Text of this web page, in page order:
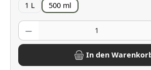
1 L 500 ml
Produkt Anzahl: Gib den gewünschten
In den